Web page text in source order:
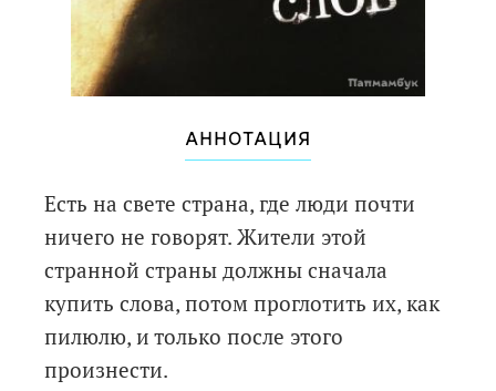
АННОТАЦИЯ
Есть на свете страна, где люди почти
ничего не говорят. Жители этой
странной страны должны сначала
купить слова, потом проглотить их, как
пилюлю, и только после этого
произнести.